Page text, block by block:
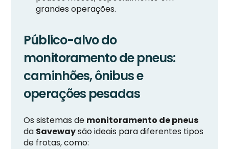
grandes operações.
Público-alvo do
monitoramento de pneus:
caminhões, ônibus e
operações pesadas
Os sistemas de monitoramento de pneus
da Savewaysão ideais para diferentes tipos
de frotas, como: